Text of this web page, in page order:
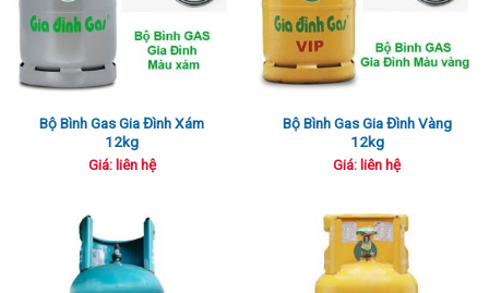
Bộ Bình Gas Gia Đình Xám
12kg
Giá: liên hệ
Bộ Bình Gas Gia Đình Vàng
12kg
Giá: liên hệ